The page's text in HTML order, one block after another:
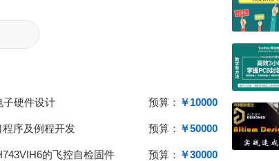
子硬件设计 预算： ￥10000
程序及例程开发 预算： ￥50000
的飞控自检固件 预算： ￥30000